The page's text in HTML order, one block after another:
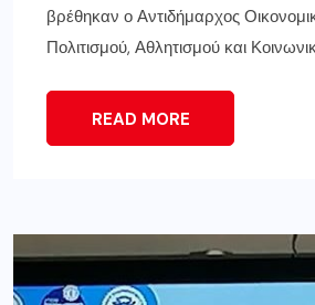
βρέθηκαν ο Αντιδήμαρχος
Πολιτισμού, Αθλητισμού και
READ MORE